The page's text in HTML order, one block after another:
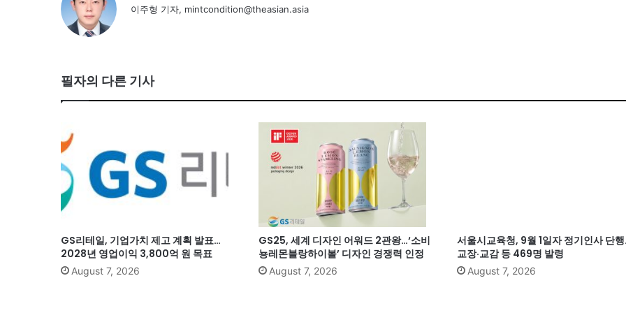
이주형 기자, mintcondition@theasian.asia
필자의 다른 기사
GS리테일, 기업가치 제고 계획 발표…
2028년 영업이익 3,800억 원 목표
August 7, 2026
GS25, 세계 디자인 어워드 2관왕…‘소비
뇽레몬블랑하이볼’ 디자인 경쟁력 인정
August 7, 2026
서울시교육청, 9월 1일자 정기인사 단
교장·교감 등 469명 발령
August 7, 2026